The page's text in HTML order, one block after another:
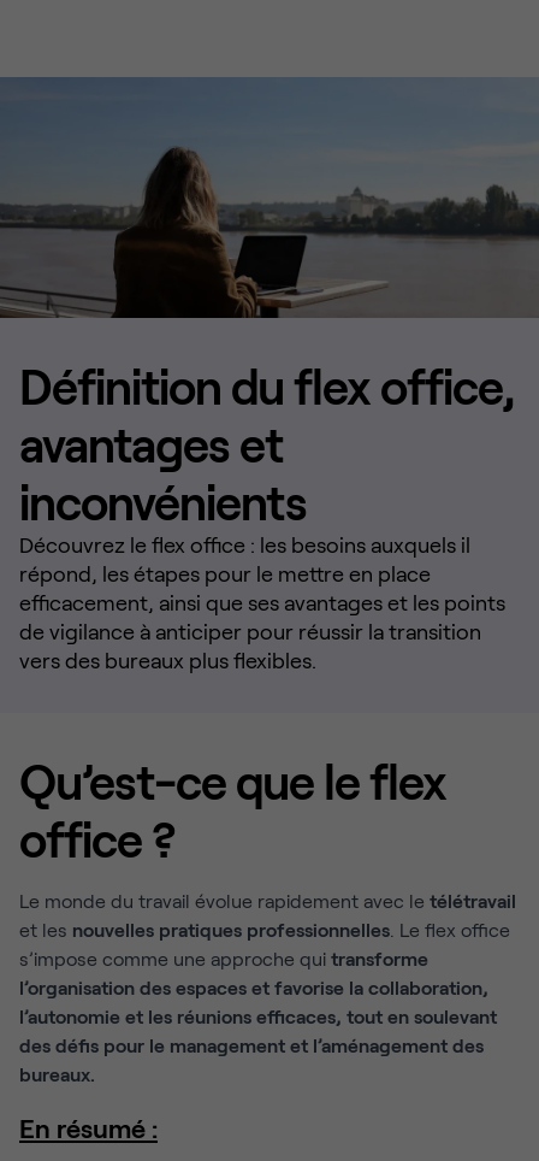
Définition du flex office,
avantages et
inconvénients
Découvrez le flex office : les besoins auxquels il
répond, les étapes pour le mettre en place
efficacement, ainsi que ses avantages et les points
de vigilance à anticiper pour réussir la transition
vers des bureaux plus flexibles.
Qu’est-ce que le flex
office ?
Le monde du travail évolue rapidement avec le télétravail
et les nouvelles pratiques professionnelles . Le flex office
s’impose comme une approche qui transforme
l’organisation des espaces et favorise la collaboration,
l’autonomie et les réunions efficaces, tout en soulevant
des défis pour le management et l’aménagement des
bureaux.
En résumé :